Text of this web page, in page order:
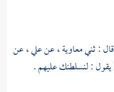
قال : ثنيمعاوية ،عنعلي ،عن
يقول : لنسلطنك عليهم .